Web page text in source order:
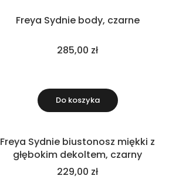
Nowość
Freya Sydnie body, czarne
285,00 zł
Do koszyka
Nowość
Freya Sydnie biustonosz miękki z
głębokim dekoltem, czarny
229,00 zł